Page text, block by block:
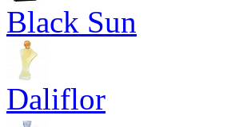
Black Sun
Daliflor